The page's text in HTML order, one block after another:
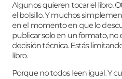
Algunos quieren tocar el libro.
el bolsillo. Y muchos
en el momento en que lo
publicar solo en un formato,
decisión técnica. Estás
libro.
Porque no todos leen igual. Y